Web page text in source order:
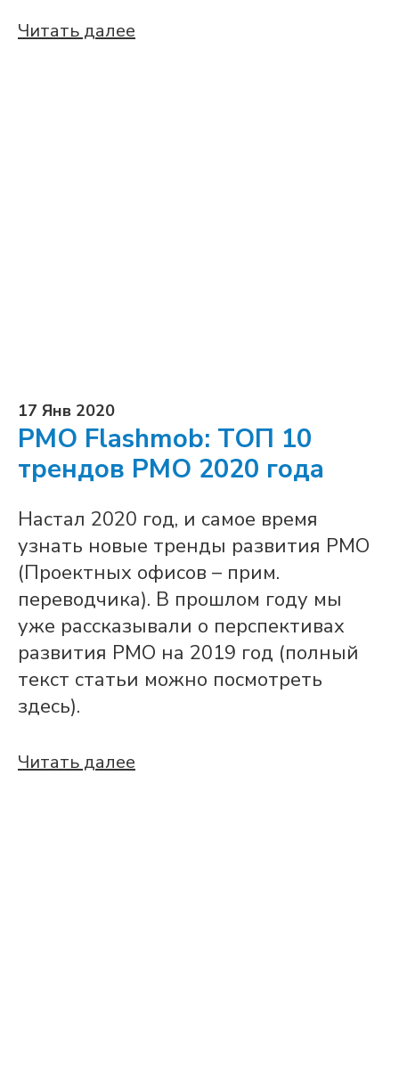
Читать далее
17 Янв 2020
PMO Flashmob: ТОП 10
трендов PMO 2020 года
Настал 2020 год, и самое время
узнать новые тренды развития PMO
(Проектных офисов – прим.
переводчика). В прошлом году мы
уже рассказывали о перспективах
развития PMO на 2019 год (полный
текст статьи можно посмотреть
здесь).
Читать далее